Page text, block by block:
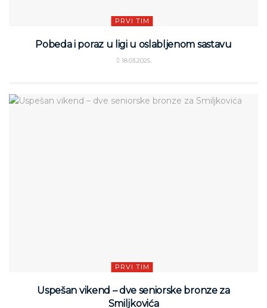
PRVI TIM
Pobeda i poraz u ligi u oslabljenom sastavu
18.03.2025.
PRVI TIM
Uspešan vikend – dve seniorske bronze za
Smiljkovića